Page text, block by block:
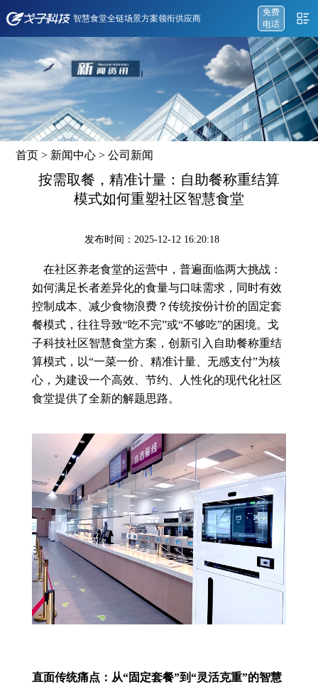
智慧食堂全链场景方案领衔供应商
免费
电话
首页 > 新闻中心 >公司新闻
按需取餐，精准计量：自助餐称重结算
模式如何重塑社区智慧食堂
发布时间：2025-12-12 16:20:18
在社区养老食堂的运营中，普遍面临两大挑战：
如何满足长者差异化的食量与口味需求，同时有效
控制成本、减少食物浪费？传统按份计价的固定套
餐模式，往往导致“吃不完”或“不够吃”的困境。戈
子科技社区智慧食堂方案，创新引入自助餐称重结
算模式，以“一菜一价、精准计量、无感支付”为核
心，为建设一个高效、节约、人性化的现代化社区
食堂提供了全新的解题思路。
直面传统痛点：从“固定套餐”到“灵活克重”的智慧